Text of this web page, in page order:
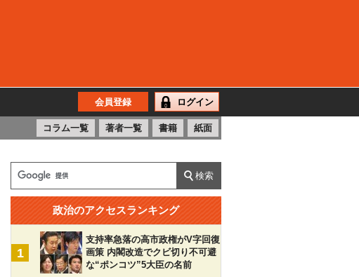
会員登録 ログイン
コラム一覧 著者一覧 書籍 紙面
政治のアクセスランキング
1
支持率急落の高市政権がV字回復
画策 内閣改造でクビ切り不可避
な“ポンコツ”5大臣の名前